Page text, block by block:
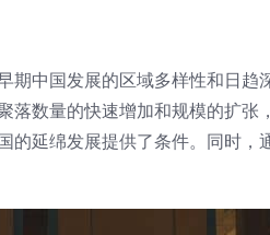
中国发展的区域多样性和日趋
数量的快速增加和规模的扩张
延绵发展提供了条件。同时，